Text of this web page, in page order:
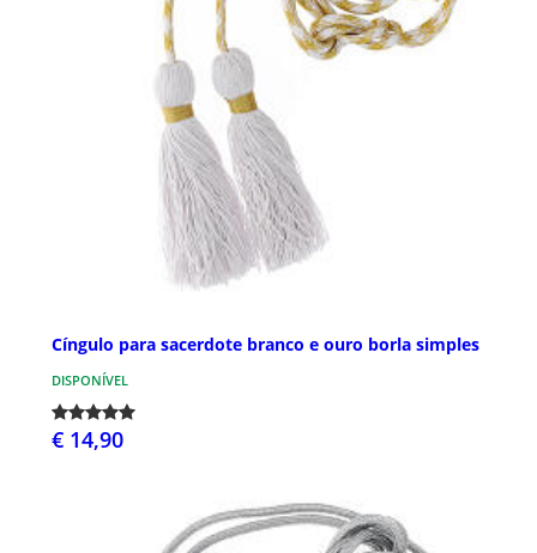
Cíngulo para sacerdote branco e ouro borla simples
DISPONÍVEL
€ 14,90